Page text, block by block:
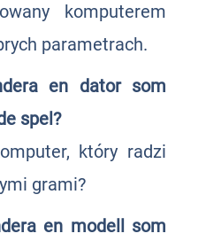
komputerem
parametrach.
en dator som
spel?
który radzi
grami?
en modell som